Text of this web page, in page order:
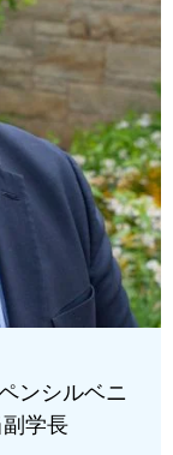
ンシルベニ
学長